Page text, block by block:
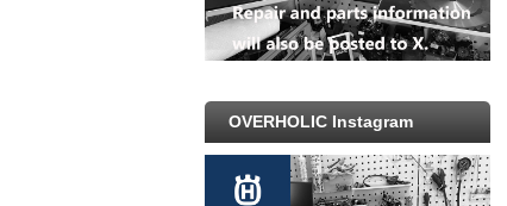
OVERHOLIC Instagram